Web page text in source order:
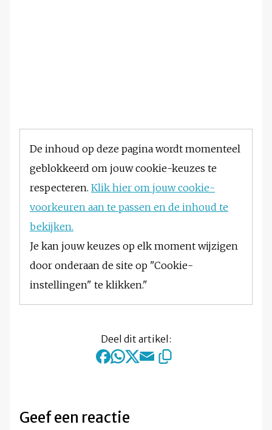
De inhoud op deze pagina wordt momenteel
geblokkeerd om jouw cookie-keuzes te
respecteren. Klik hier om jouw cookie-
voorkeuren aan te passen en de inhoud te
bekijken.
Je kan jouw keuzes op elk moment wijzigen
door onderaan de site op "Cookie-
instellingen" te klikken."
Deel dit artikel:
Geef een reactie